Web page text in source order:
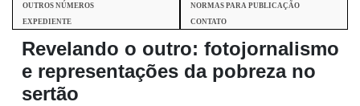
OUTROS NÚMEROS
NORMAS PARA PUBLICAÇÃO
EXPEDIENTE
CONTATO
Revelando o outro: fotojornalismo
e representações da pobreza no
sertão